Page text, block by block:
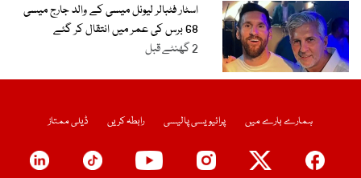
اسٹار فٹبالر لیونل میسی کے والد جارج میسی
68 برس کی عمر میں انتقال کر گئے
2 گھنٹے قبل
ہمارے بارے میں پرائیویسی پالیسی رابطہ کریں ڈیلی ممتاز